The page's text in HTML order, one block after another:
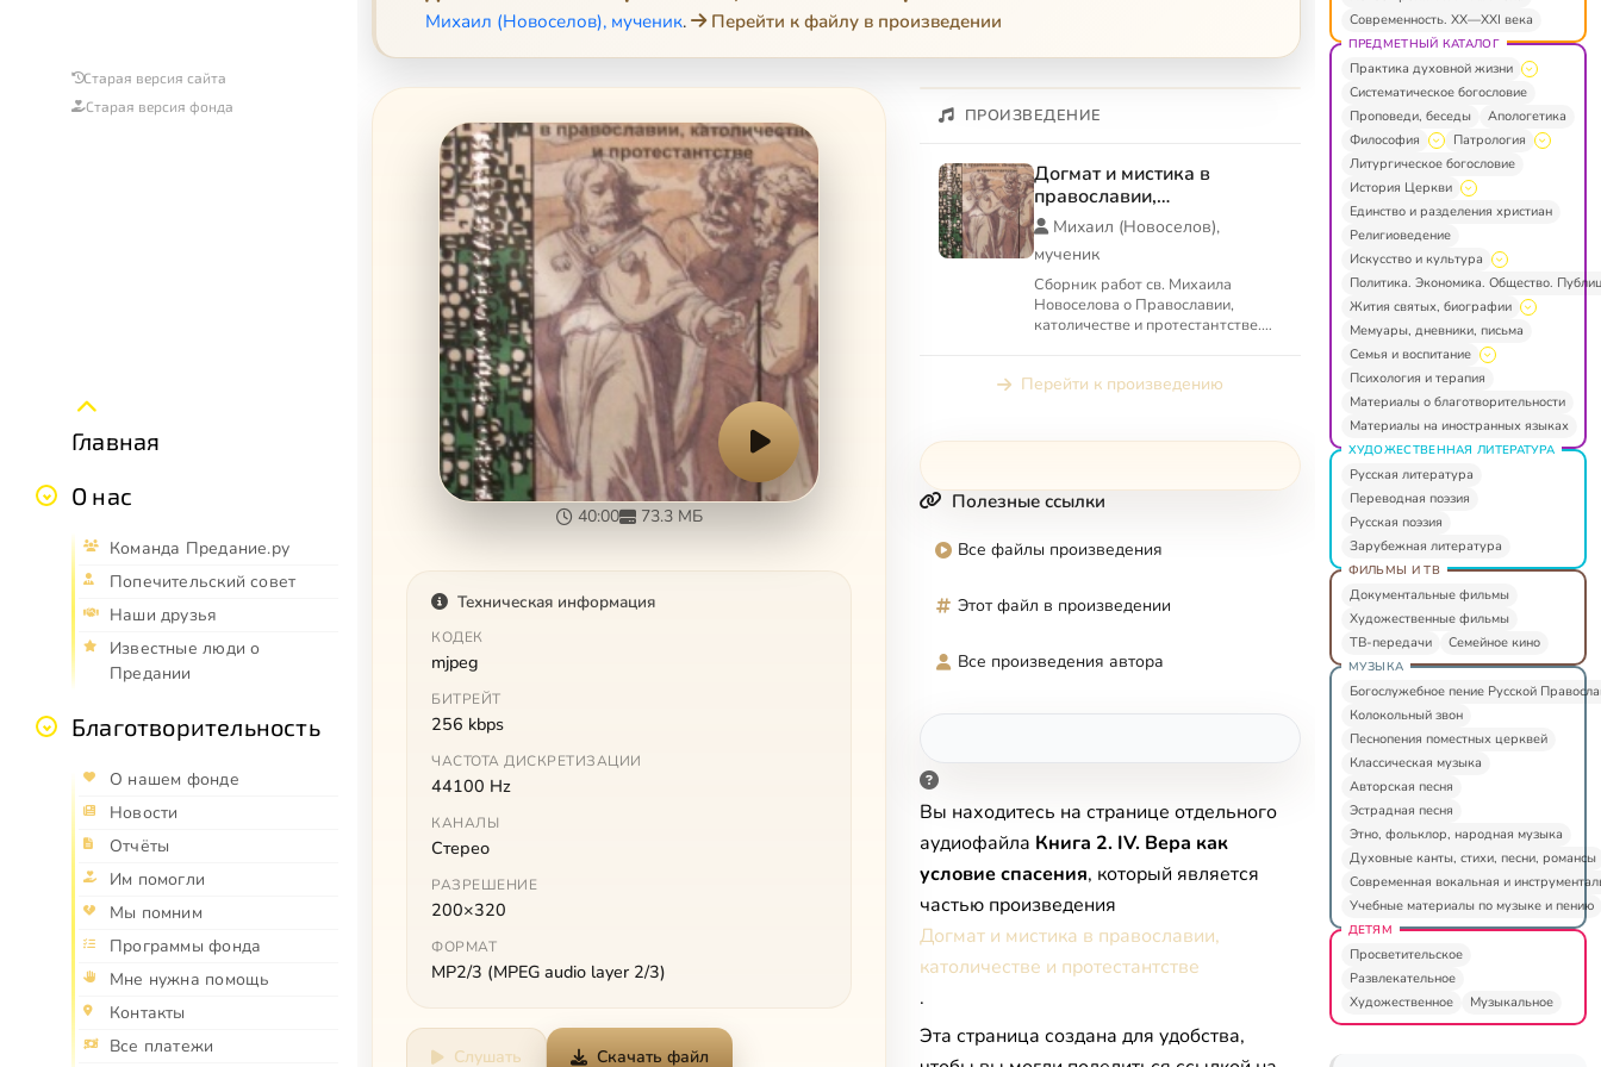
Старая версия сайта
Старая версия фонда
Главная
О нас
Команда Предание.ру
Попечительский совет
Наши друзья
Известные люди о
Предании
Благотворительность
О нашем фонде
Новости
Отчёты
Им помогли
Мы помним
Программы фонда
Мне нужна помощь
Контакты
Все платежи
Михаил (Новоселов), мученик. Перейти к файлу в произведении
40:00 73.3 МБ
Техническая информация
КОДЕК
mjpeg
БИТРЕЙТ
256 kbps
ЧАСТОТА ДИСКРЕТИЗАЦИИ
44100 Hz
КАНАЛЫ
Стерео
РАЗРЕШЕНИЕ
200×320
ФОРМАТ
MP2/3 (MPEG audio layer 2/3)
Слушать Скачать файл
ПРОИЗВЕДЕНИЕ
Догмат и мистика в
православии,
католичестве и
протестантстве
Михаил (Новоселов),
мученик
Сборник работ св. Михаила
Новоселова о Православии,
католичестве и протестантстве.
протестантств...
Перейти к произведению
Полезные ссылки
Все файлы произведения
Этот файл в произведении
Все произведения автора
Вы находитесь на странице отдельного
аудиофайла Книга 2. IV. Вера как
условие спасения, который является
частью произведения
Догмат и мистика в православии,
католичестве и протестантстве
.
Эта страница создана для удобства,
Современность. XX—XXI века
ПРЕДМЕТНЫЙ КАТАЛОГ
Практика духовной жизни
Систематическое богословие
Проповеди, беседы
Апологетика
Философия
Патрология
Литургическое богословие
История Церкви
Единство и разделения христиан
Религиоведение
Искусство и культура
Политика. Экономика. Общество.
Жития святых, биографии
Мемуары, дневники, письма
Семья и воспитание
Психология и терапия
Материалы о благотворительности
Материалы на иностранных языках
ХУДОЖЕСТВЕННАЯ ЛИТЕРАТУРА
Русская литература
Переводная поэзия
Русская поэзия
Зарубежная литература
ФИЛЬМЫ И ТВ
Документальные фильмы
Художественные фильмы
ТВ-передачи
Семейное кино
МУЗЫКА
Богослужебное пение Русской
Колокольный звон
Песнопения поместных церквей
Классическая музыка
Авторская песня
Эстрадная песня
Этно, фольклор, народная музыка
Духовные канты, стихи, песни, романсы
Современная вокальная и
Учебные материалы по музыке и пению
ДЕТЯМ
Просветительское
Развлекательное
Художественное
Музыкальное